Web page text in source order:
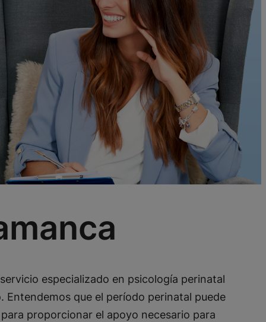
especializado en psicología perinatal
que el período perinatal puede
proporcionar el apoyo necesario para